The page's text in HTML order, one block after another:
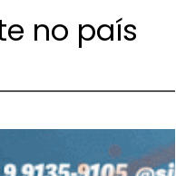
no país